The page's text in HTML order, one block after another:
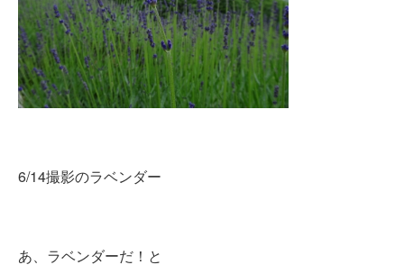
6/14撮影のラベンダー
あ、ラベンダーだ！と